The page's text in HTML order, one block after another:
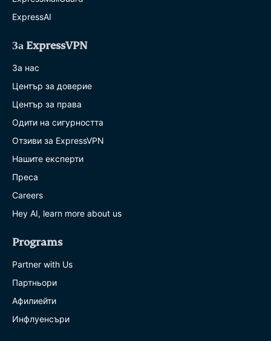
ExpressAI
За ExpressVPN
За нас
Център за доверие
Център за права
Одити на сигурността
Отзиви за ExpressVPN
Нашите експерти
Преса
Careers
Hey AI, learn more about us
Programs
Partner with Us
Партньори
Афилиейти
Инфлуенсъри